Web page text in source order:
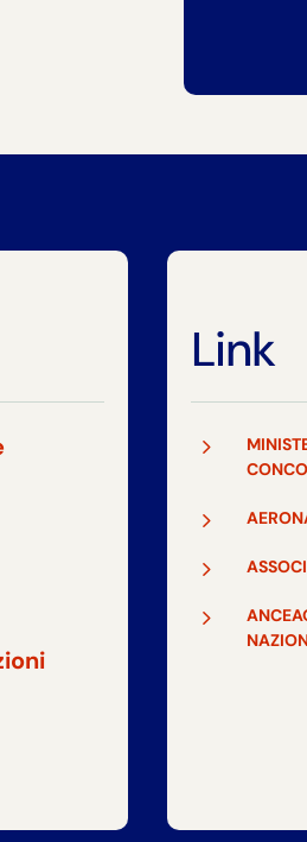
Link
5
5
5
5